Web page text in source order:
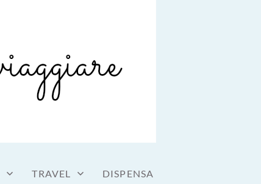
TRAVEL DISPENSA